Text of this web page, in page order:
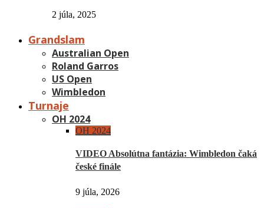
2 júla, 2025
Grandslam
Australian Open
Roland Garros
US Open
Wimbledon
Turnaje
OH 2024
OH 2024
VIDEO Absolútna fantázia: Wimbledon čaká
české finále
9 júla, 2026